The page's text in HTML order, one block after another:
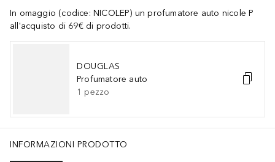
In omaggio (codice: NICOLEP) un profumatore auto nicole P
all'acquisto di 69€ di prodotti.
DOUGLAS
Profumatore auto
1 pezzo
INFORMAZIONI PRODOTTO